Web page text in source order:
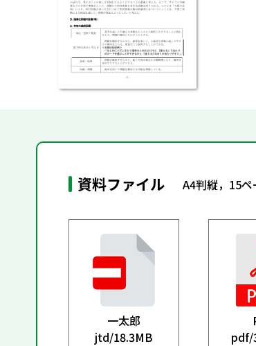
資料ファイル A4判縦，15
一太郎
jtd/18.3MB
pdf/